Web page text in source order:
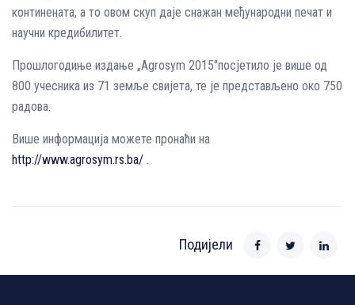
континената, а то овом скуп даје снажан међународни печат и
научни кредибилитет.
Прошлогодиње издање „Agrosym 2015″посјетило је више од
800 учесника из 71 земље свијета, те је представљено око 750
радова.
Више информација можете пронаћи на
http://www.agrosym.rs.ba/
Подијели